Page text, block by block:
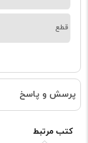
قطع
پرسش و پاسخ
کتب مرتبط